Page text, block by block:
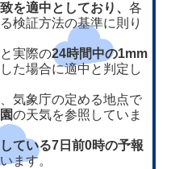
を適中としており、各
検証方法の基準に則り
実際の24時間中の1mm
た場合に適中と判定し
気象庁の定める地点で
の天気を参照していま
ている7日前0時の予報
ます。